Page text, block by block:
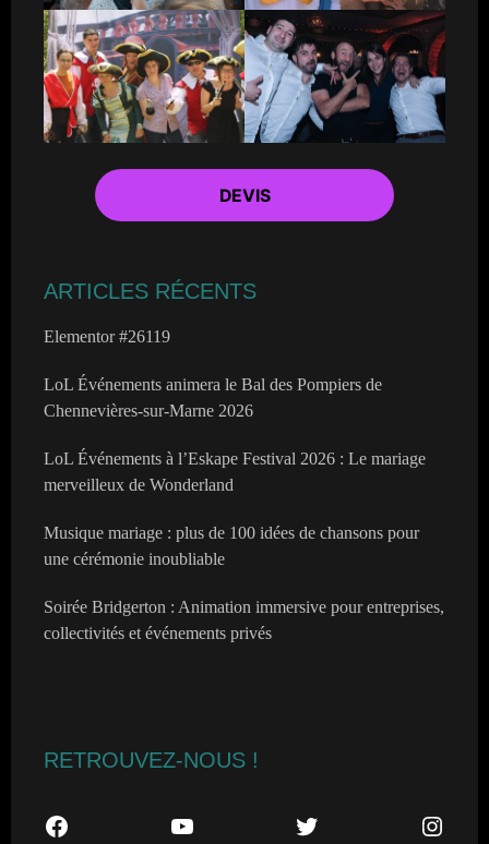
DEVIS
ARTICLES RÉCENTS
Elementor #26119
LoL Événements animera le Bal des Pompiers de
Chennevières-sur-Marne 2026
LoL Événements à l’Eskape Festival 2026 : Le mariage
merveilleux de Wonderland
Musique mariage : plus de 100 idées de chansons pour
une cérémonie inoubliable
Soirée Bridgerton : Animation immersive pour entreprises,
collectivités et événements privés
RETROUVEZ-NOUS !